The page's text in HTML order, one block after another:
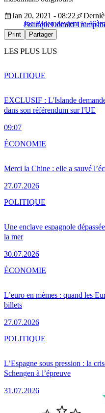
Joe Biden devient le
Jan 20, 2021 - 08:22
PolitiqueDonald Trump
Print Partager
LES PLUS LUS
EXCLUSIF : L'Islande
dans son référendum sur l'UE
09:07
POLITIQUE
Merci la Chine : elle a sauvé
27.07.2026
ÉCONOMIE
Une enclave espagnole
la mer
30.07.2026
POLITIQUE
L’euro en mèmes : quand les
billets
27.07.2026
ÉCONOMIE
L’Espagne sous pression : la
Schengen à l’épreuve
31.07.2026
POLITIQUE